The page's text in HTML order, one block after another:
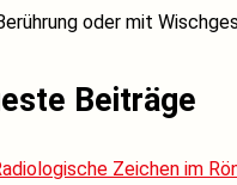
oder mit
Beiträge
Zeichen im